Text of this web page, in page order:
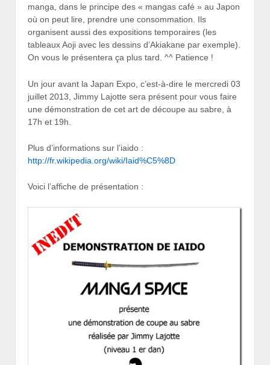
manga, dans le principe des « mangas café » au Japon
où on peut lire, prendre une consommation. Ils
organisent aussi des expositions temporaires (les
tableaux Aoji avec les dessins d’Akiakane par exemple).
On vous le présentera ça plus tard. ^^ Patience !
Un jour avant la Japan Expo, c’est-à-dire le mercredi 03
juillet 2013, Jimmy Lajotte sera présent pour vous faire
une démonstration de cet art de découpe au sabre, à
17h et 19h.
Plus d’informations sur l’iaido :
http://fr.wikipedia.org/wiki/Iaid%C5%8D
Voici l’affiche de présentation :